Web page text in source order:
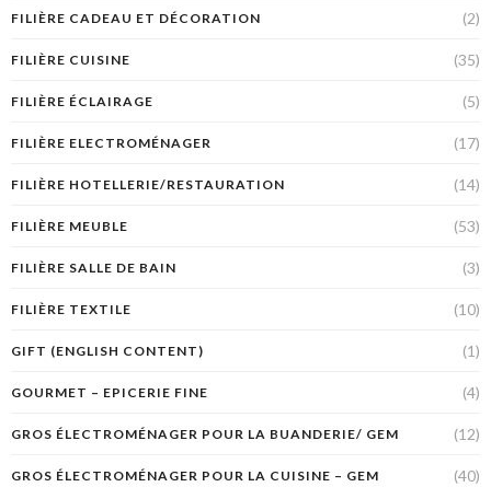
FILIÈRE CADEAU ET DÉCORATION (2)
FILIÈRE CUISINE (35)
FILIÈRE ÉCLAIRAGE (5)
FILIÈRE ELECTROMÉNAGER (17)
FILIÈRE HOTELLERIE/RESTAURATION (14)
FILIÈRE MEUBLE (53)
FILIÈRE SALLE DE BAIN (3)
FILIÈRE TEXTILE (10)
GIFT (ENGLISH CONTENT) (1)
GOURMET – EPICERIE FINE (4)
GROS ÉLECTROMÉNAGER POUR LA BUANDERIE/ GEM (12)
GROS ÉLECTROMÉNAGER POUR LA CUISINE – GEM (40)